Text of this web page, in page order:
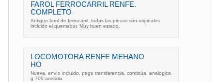
FAROL FERROCARRIL RENFE.
COMPLETO
Antiguo farol de ferrocarril. todas las piezas son originales
incluido el quemador. Muy buen estado.
LOCOMOTORA RENFE MEHANO
HO
Nueva, envío incluido, pago transferencia, continúa, analogica
g 700 aceralia